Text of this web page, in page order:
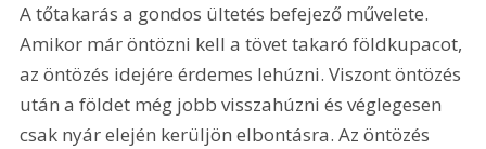
A tőtakarás a gondos ültetés befejező művelete.
Amikor már öntözni kell a tövet takaró földkupacot,
az öntözés idejére érdemes lehúzni. Viszont öntözés
után a földet még jobb visszahúzni és véglegesen
csak nyár elején kerüljön elbontásra. Az öntözés